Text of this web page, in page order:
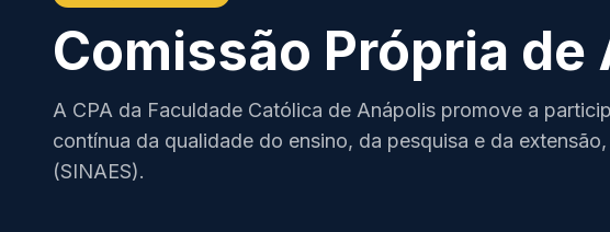
Comissão Própria de
A CPA da Faculdade Católica de Anápolis promove a
contínua da qualidade do ensino, da pesquisa e da
(SINAES).